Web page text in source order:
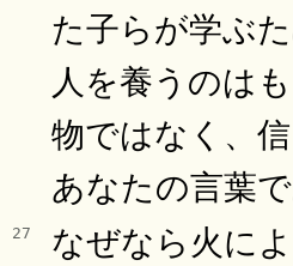
た子らが学ぶ
人を養うのは
物ではなく、
あなたの言葉
27
なぜなら火に